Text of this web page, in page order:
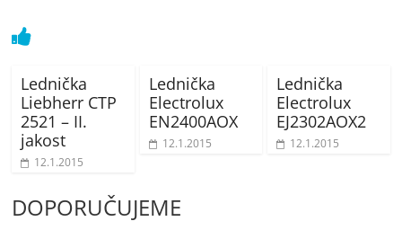
Lednička
Liebherr CTP
2521 – II.
jakost
12.1.2015
Lednička
Electrolux
EN2400AOX
12.1.2015
Lednička
Electrolux
EJ2302AOX2
12.1.2015
DOPORUČUJEME